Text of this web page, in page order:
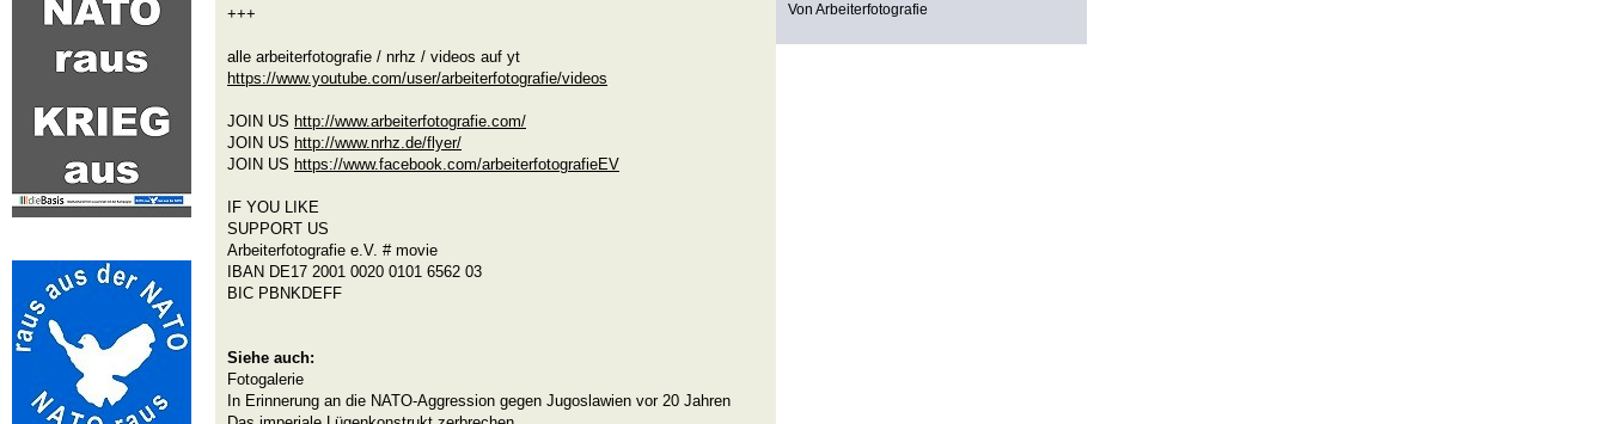
+++
alle arbeiterfotografie / nrhz / videos auf yt
https://www.youtube.com/user/arbeiterfotografie/videos
JOIN US http://www.arbeiterfotografie.com/
JOIN US http://www.nrhz.de/flyer/
JOIN US https://www.facebook.com/arbeiterfotografieEV
IF YOU LIKE
SUPPORT US
Arbeiterfotografie e.V. # movie
IBAN DE17 2001 0020 0101 6562 03
BIC PBNKDEFF
Siehe auch:
Fotogalerie
In Erinnerung an die NATO-Aggression gegen Jugoslawien vor 20 Jahren
Von Arbeiterfotografie